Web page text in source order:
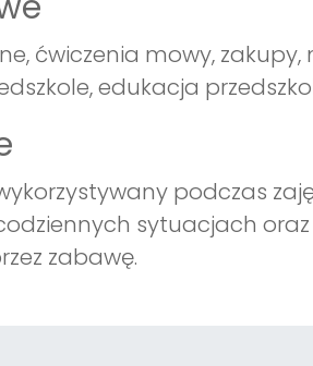
ćwiczenia mowy,
edukacja
podczas
sytuacjach
zabawę.